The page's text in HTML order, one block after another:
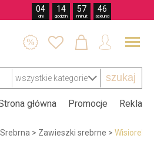
04
dni
14
godzin
57
minut
44
sekund
szukaj
   
główna Promocje
> Zawieszki srebrne > Wisiorek